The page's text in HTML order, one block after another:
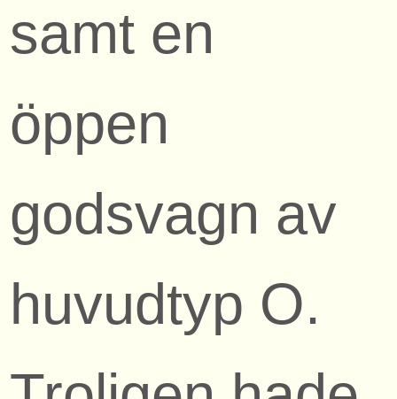
samt en
öppen
godsvagn av
huvudtyp O.